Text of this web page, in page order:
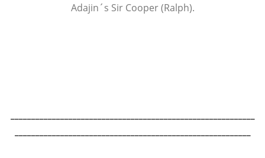
Adajin´s Sir Cooper (Ralph).